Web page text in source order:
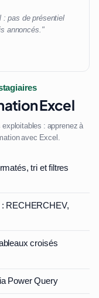
: pas de présentiel
annoncés."
Excel
: apprenez à
avec Excel.
tri et filtres
RECHERCHEV,
croisés
Power Query